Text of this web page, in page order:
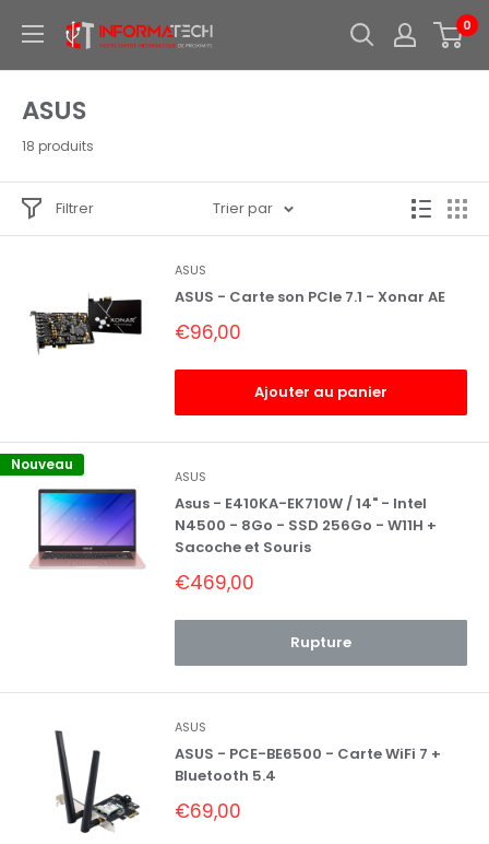
Informatech
expert
proximite
0
ASUS
18 produits
Filtrer Trier par
ASUS
ASUS - Carte son PCIe 7.1 - Xonar AE
Prix
réduit
€96,00
Ajouter au panier
Nouveau
ASUS
Asus - E410KA-EK710W / 14" - Intel
N4500 - 8Go - SSD 256Go - W11H +
Sacoche et Souris
Prix
réduit
€469,00
Rupture
ASUS
ASUS - PCE-BE6500 - Carte WiFi 7 +
Bluetooth 5.4
Prix
réduit
€69,00